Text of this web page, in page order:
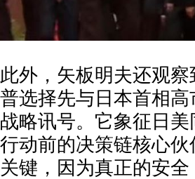
此外，矢板明夫还观
普选择先与日本首相
战略讯号。它象征日
行动前的决策链核心
关键，因为真正的安